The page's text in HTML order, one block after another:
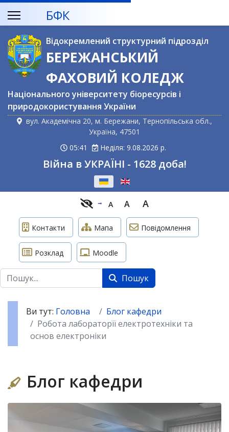
БФК
Відокремлений структурний підрозділ
БЕРЕЖАНСЬКИЙ
ФАХОВИЙ КОЛЕДЖ
Національного університету біоресурсів і
природокористування України
вул. Академічна 20, м. Бережани, Тернопільська обл.,
Україна, 47501
05:41
Неділя: 9.08.2026 р.
Війна в УКРАЇНІ - 1628 доба!
A A A
Контакти Мапа Повідомлення
Розклад Moodle
Пошук Пошук
Ви тут: Головна
Блог кафедри
Робота лабораторїї електротехніки та
основ електроніки
Блог кафедри